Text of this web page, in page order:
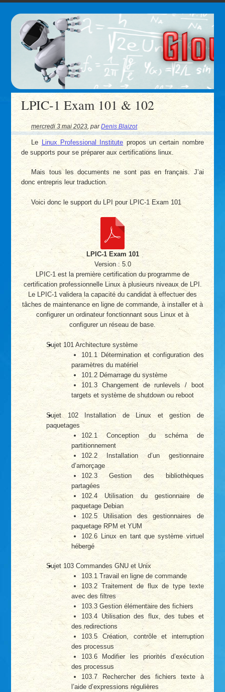
LPIC-1 Exam 101 & 102
mercredi 3 mai 2023 ,parDenis Blaizot
Le Linux Professional Institute propos un certain nombre
de supports pour se préparer aux certifications linux.
Mais tous les documents ne sont pas en français. J’ai
donc entrepris leur traduction.
Voici donc le support du LPI pour LPIC-1 Exam 101
LPIC-1 Exam 101
Version : 5.0
LPIC-1 est la première certification du programme de
certification professionnelle Linux à plusieurs niveaux de LPI.
Le LPIC-1 validera la capacité du candidat à effectuer des
tâches de maintenance en ligne de commande, à installer et à
configurer un ordinateur fonctionnant sous Linux et à
configurer un réseau de base.
Sujet 101 Architecture système
101.1 Détermination et configuration des
paramètres du matériel
101.2 Démarrage du système
101.3 Changement de runlevels / boot
targets et système de shutdown ou reboot
Sujet 102 Installation de Linux et gestion de
paquetages
102.1 Conception du schéma de
partitionnement
102.2 Installation d’un gestionnaire
d’amorçage
102.3 Gestion des bibliothèques
partagées
102.4 Utilisation du gestionnaire de
paquetage Debian
102.5 Utilisation des gestionnaires de
paquetage RPM et YUM
102.6 Linux en tant que système virtuel
hébergé
Sujet 103 Commandes GNU et Unix
103.1 Travail en ligne de commande
103.2 Traitement de flux de type texte
avec des filtres
103.3 Gestion élémentaire des fichiers
103.4 Utilisation des flux, des tubes et
des redirections
103.5 Création, contrôle et interruption
des processus
103.6 Modifier les priorités d’exécution
des processus
103.7 Rechercher des fichiers texte à
l’aide d’expressions régulières